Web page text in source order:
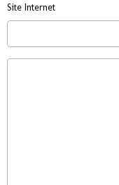
Site Internet